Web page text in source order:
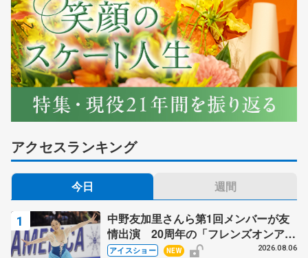
アクセスランキング
今日 週間
中野友加里さんら第1回メンバーが友
情出演 20周年の「フレンズオンアイ
ス」 宮本賢二さん、有川梨絵さん、
アイスショー NEW 2026.08.06